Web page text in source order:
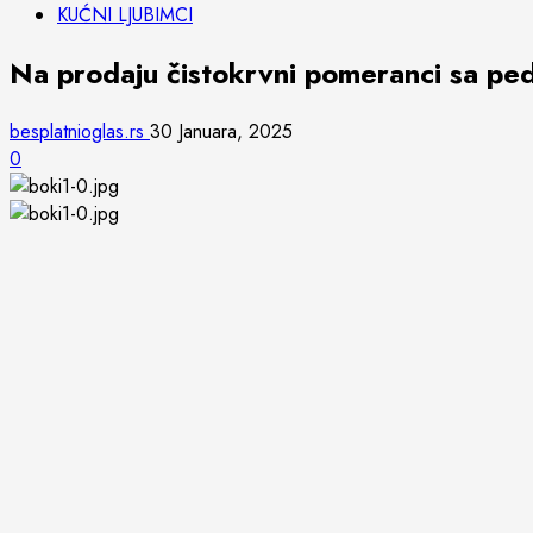
KUĆNI LJUBIMCI
Na prodaju čistokrvni pomeranci sa
besplatnioglas.rs 30 Januara, 2025
0